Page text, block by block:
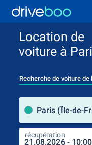
Location de
voiture à
Recherche de voiture de
Paris (Île-de-
récupération